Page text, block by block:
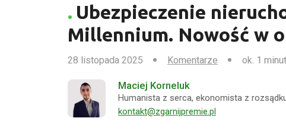
Ubezpieczenie
Millennium. Nowość w
28 listopada 2025 Komentarze ok. 1
Maciej Korneluk
Humanista z serca, ekonomista z
kontakt@zgarnijpremie.pl